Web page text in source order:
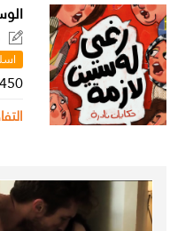
450 جنية